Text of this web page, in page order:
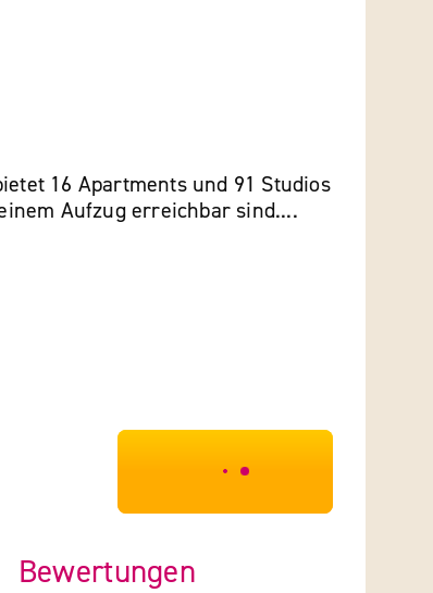
16 Apartments und 91 Studios
Aufzug erreichbar sind....
***************
Bewertungen